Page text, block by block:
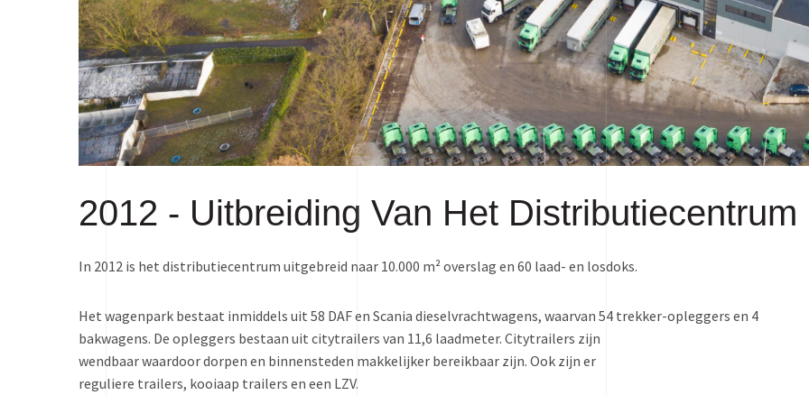
2012 - Uitbreiding Van Het Distributiecentrum
In 2012 is het distributiecentrum uitgebreid naar 10.000 m² overslag en 60 laad- en losdoks.
Het wagenpark bestaat inmiddels uit 58 DAF en Scania dieselvrachtwagens, waarvan 54 trekker-opleggers en 4
bakwagens. De opleggers bestaan uit citytrailers van 11,6 laadmeter. Citytrailers zijn
wendbaar waardoor dorpen en binnensteden makkelijker bereikbaar zijn. Ook zijn er
reguliere trailers, kooiaap trailers en een LZV.